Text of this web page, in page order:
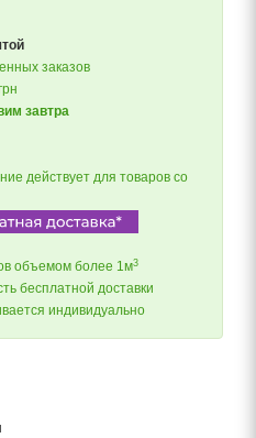
заказов
завтра
действует для товаров со
объемом более 1м3
бесплатной доставки
индивидуально